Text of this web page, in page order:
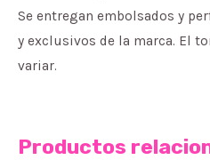
Se entregan embolsados y
y exclusivos de la marca. El
variar.
Productos